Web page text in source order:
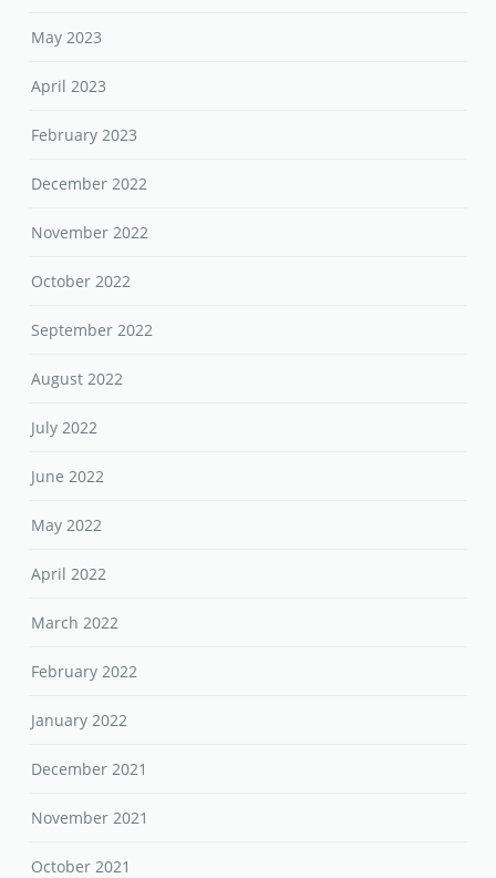
May 2023
April 2023
February 2023
December 2022
November 2022
October 2022
September 2022
August 2022
July 2022
June 2022
May 2022
April 2022
March 2022
February 2022
January 2022
December 2021
November 2021
October 2021